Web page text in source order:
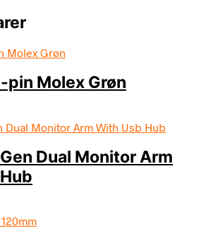
pin Molex Grøn
Dual Monitor Arm